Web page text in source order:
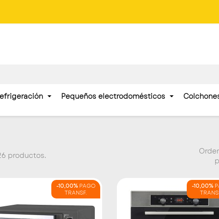
Pequeños electrodomésticos
productos.
-10,00%PAGO
TRANSF.
-10,00%